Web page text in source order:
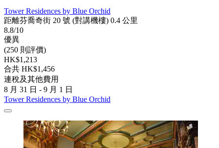
Tower Residences by Blue Orchid
距離芬喬奇街 20 號 (對講機樓) 0.4 公里
8.8/10
優異
(250 則評價)
HK$1,213
合共 HK$1,456
連稅及其他費用
8 月 31 日 - 9 月 1 日
Tower Residences by Blue Orchid